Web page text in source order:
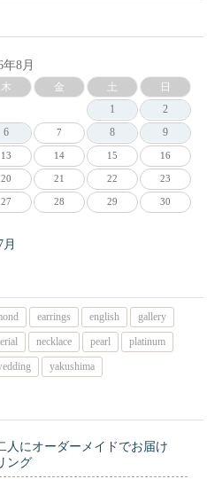
年8月
木 金 土
日
1
2
6 7 8 9
13 14 15 16
20 21 22 23
27 28 29 30
月
earrings english
gallery
necklace pearl
platinum
yakushima
人にオーダーメイドでお届け
ング